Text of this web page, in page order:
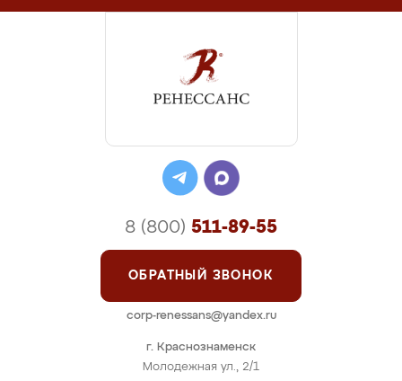
г. Краснознаменск
Молодежная ул., 2/1
8 (800) 511-89-55
ОБРАТНЫЙ ЗВОНОК
corp-renessans@yandex.ru